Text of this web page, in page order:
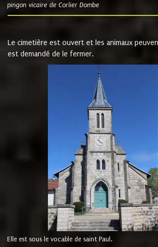
pingon vicaire de Corlier Dombe
Le cimetière est ouvert et les animaux
est demandé de le fermer.
Elle est sous le vocable de saint Paul.